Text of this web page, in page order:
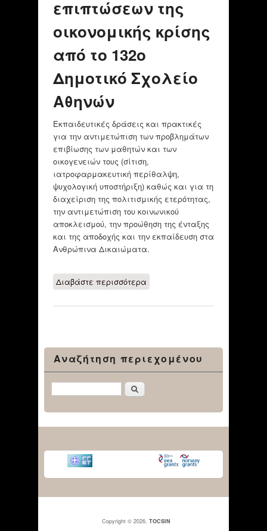
επιπτώσεων της
οικονομικής κρίσης
από το 132ο
Δημοτικό Σχολείο
Αθηνών
Εκπαιδευτικές δράσεις και πρακτικές
για την αντιμετώπιση των προβλημάτων
επιβίωσης των μαθητών και των
οικογενειών τους (σίτιση,
ιατροφαρμακευτική περίθαλψη,
ψυχολογική υποστήριξη) καθώς και για τη
διαχείριση της πολιτισμικής ετερότητας,
την αντιμετώπιση του κοινωνικού
αποκλεισμού, την προώθηση της ένταξης
και της αποδοχής και την εκπαίδευση στα
Ανθρώπινα Δικαιώματα.
Διαβάστε περισσότεραγια Δράσεις κατά
ανισοτήτων και των
Δημοτικό Σχολείο
Αθηνών
Αναζήτηση περιεχομένου
Αναζήτηση
Copyright © 2026,TOCSIN